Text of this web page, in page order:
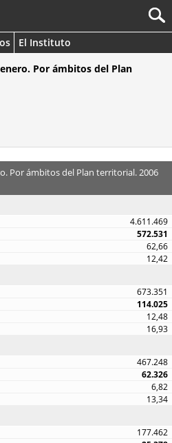
El Instituto
Por ámbitos del Plan
Por ámbitos del Plan territorial. 2006
4.611.469
572.531
62,66
12,42
673.351
114.025
12,48
16,93
467.248
62.326
6,82
13,34
177.462